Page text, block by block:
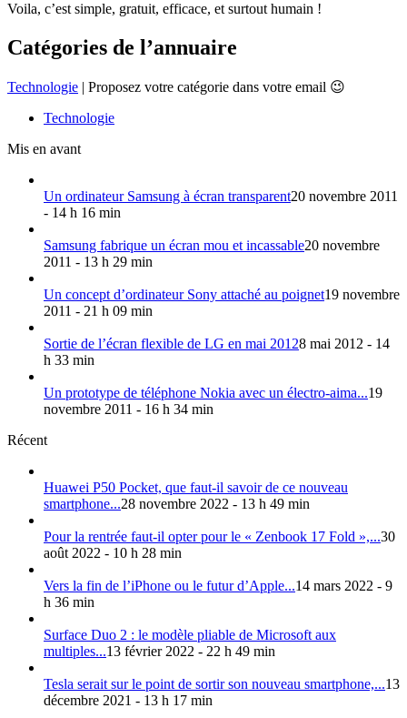
Voila, c’est simple, gratuit, efficace, et surtout humain !
Catégories de l’annuaire
Technologie | Proposez votre catégorie dans votre email 😉
Technologie
Mis en avant
Un ordinateur Samsung à écran transparent20 novembre 2011
- 14 h 16 min
Samsung fabrique un écran mou et incassable20 novembre
2011 - 13 h 29 min
Un concept d’ordinateur Sony attaché au poignet19 novembre
2011 - 21 h 09 min
Sortie de l’écran flexible de LG en mai 20128 mai 2012 - 14
h 33 min
Un prototype de téléphone Nokia avec un électro-aima...19
novembre 2011 - 16 h 34 min
Récent
Huawei P50 Pocket, que faut-il savoir de ce nouveau
smartphone...28 novembre 2022 - 13 h 49 min
Pour la rentrée faut-il opter pour le « Zenbook 17 Fold »,...30
août 2022 - 10 h 28 min
Vers la fin de l’iPhone ou le futur d’Apple...14 mars 2022 - 9
h 36 min
Surface Duo 2 : le modèle pliable de Microsoft aux
multiples...13 février 2022 - 22 h 49 min
Tesla serait sur le point de sortir son nouveau smartphone,...13
décembre 2021 - 13 h 17 min